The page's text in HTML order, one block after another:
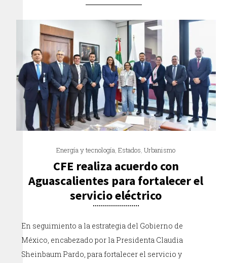
Energía y tecnología,Estados,Urbanismo
CFE realiza acuerdo con
Aguascalientes para fortalecer el
servicio eléctrico
En seguimiento a la estrategia del Gobierno de
México, encabezado por la Presidenta Claudia
Sheinbaum Pardo, para fortalecer el servicio y